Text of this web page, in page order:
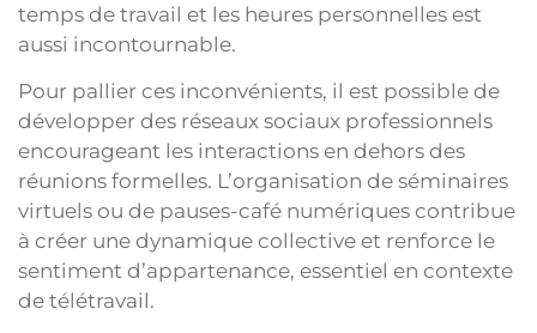
temps de travail et les heures personnelles est
aussi incontournable.
Pour pallier ces inconvénients, il est possible de
développer des réseaux sociaux professionnels
encourageant les interactions en dehors des
réunions formelles. L’organisation de séminaires
virtuels ou de pauses-café numériques contribue
à créer une dynamique collective et renforce le
sentiment d’appartenance, essentiel en contexte
de télétravail.